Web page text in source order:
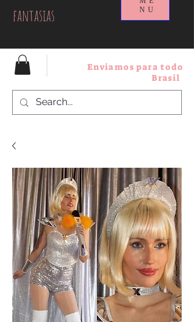
fantasias
NU
Enviamos para todo
Brasil